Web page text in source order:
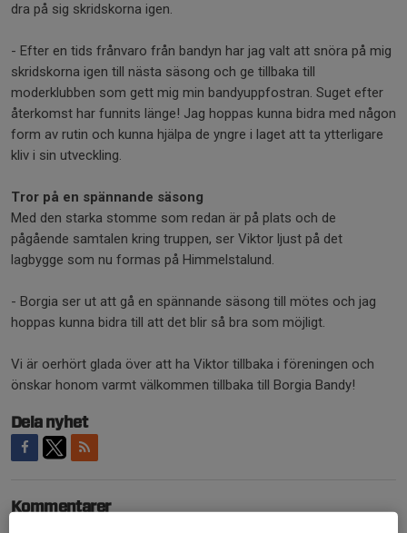
dra på sig skridskorna igen.
- Efter en tids frånvaro från bandyn har jag valt att snöra på mig
skridskorna igen till nästa säsong och ge tillbaka till
moderklubben som gett mig min bandyuppfostran. Suget efter
återkomst har funnits länge! Jag hoppas kunna bidra med någon
form av rutin och kunna hjälpa de yngre i laget att ta ytterligare
kliv i sin utveckling.
Tror på en spännande säsong
Med den starka stomme som redan är på plats och de
pågående samtalen kring truppen, ser Viktor ljust på det
lagbygge som nu formas på Himmelstalund.
- Borgia ser ut att gå en spännande säsong till mötes och jag
hoppas kunna bidra till att det blir så bra som möjligt.
Vi är oerhört glada över att ha Viktor tillbaka i föreningen och
önskar honom varmt välkommen tillbaka till Borgia Bandy!
Dela nyhet
Kommentarer